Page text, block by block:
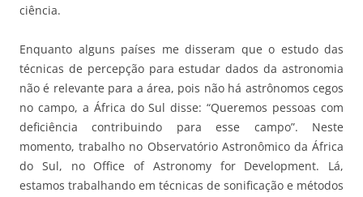
ciência.
Enquanto alguns países me disseram que o estudo das
técnicas de percepção para estudar dados da astronomia
não é relevante para a área, pois não há astrônomos cegos
no campo, a África do Sul disse: “Queremos pessoas com
deficiência contribuindo para esse campo”. Neste
momento, trabalho no Observatório Astronômico da África
do Sul, no Office of Astronomy for Development. Lá,
estamos trabalhando em técnicas de sonificação e métodos